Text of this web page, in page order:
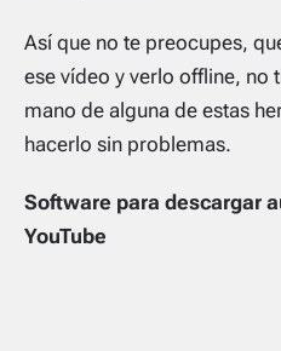
Así que no te preocupes,
ese vídeo y verlo offline, no
mano de alguna de estas
hacerlo sin problemas.
Software para descargar
YouTube